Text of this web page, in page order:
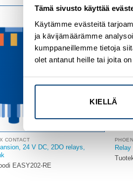
Tämä sivusto käyttää
Käytämme evästeitä
ja kävijämäärämme
kumppaneillemme tietoja
olet antanut heille tai joita
KIELLÄ
wishlist
CONTACT
24 V DC, 2DO relays,
EASY202-RE
Relay